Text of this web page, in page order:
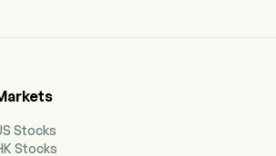
Stocks
Stocks